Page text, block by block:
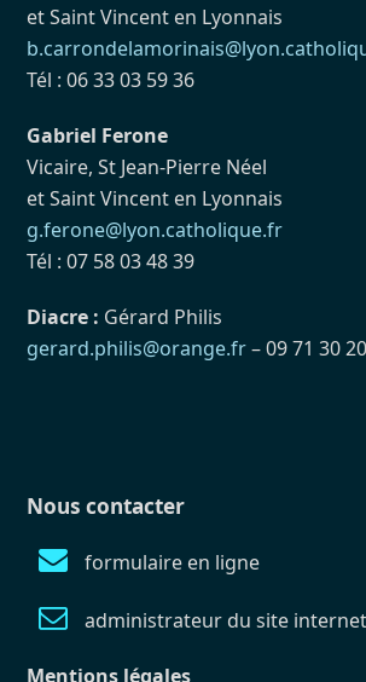
et Saint Vincent en Lyonnais
Tél : 06 33 03 59 36
Gabriel Ferone
Vicaire, St Jean-Pierre Néel
et Saint Vincent en Lyonnais
g.ferone@lyon.catholique.fr
Tél : 07 58 03 48 39
Diacre : Gérard Philis
gerard.philis@orange.fr– 09 71 30
Nous contacter
formulaire en ligne
administrateur du site internet
Mentions légales